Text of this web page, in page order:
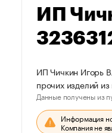
ИП
ИП Чичкин Игорь
прочих изделий
Данные получены из
Информация
Компания не